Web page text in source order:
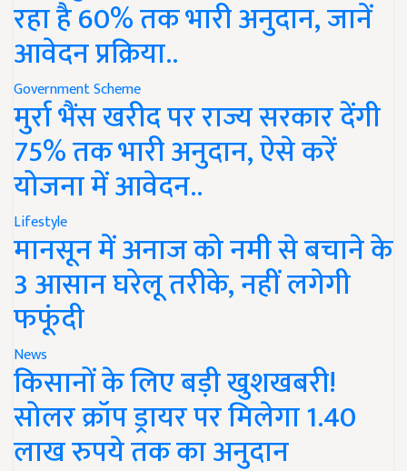
रहा है 60% तक भारी अनुदान, जानें
आवेदन प्रक्रिया..
Government Scheme
मुर्रा भैंस खरीद पर राज्य सरकार देंगी
75% तक भारी अनुदान, ऐसे करें
योजना में आवेदन..
Lifestyle
मानसून में अनाज को नमी से बचाने के
3 आसान घरेलू तरीके, नहीं लगेगी
फफूंदी
News
किसानों के लिए बड़ी खुशखबरी!
सोलर क्रॉप ड्रायर पर मिलेगा 1.40
लाख रुपये तक का अनुदान